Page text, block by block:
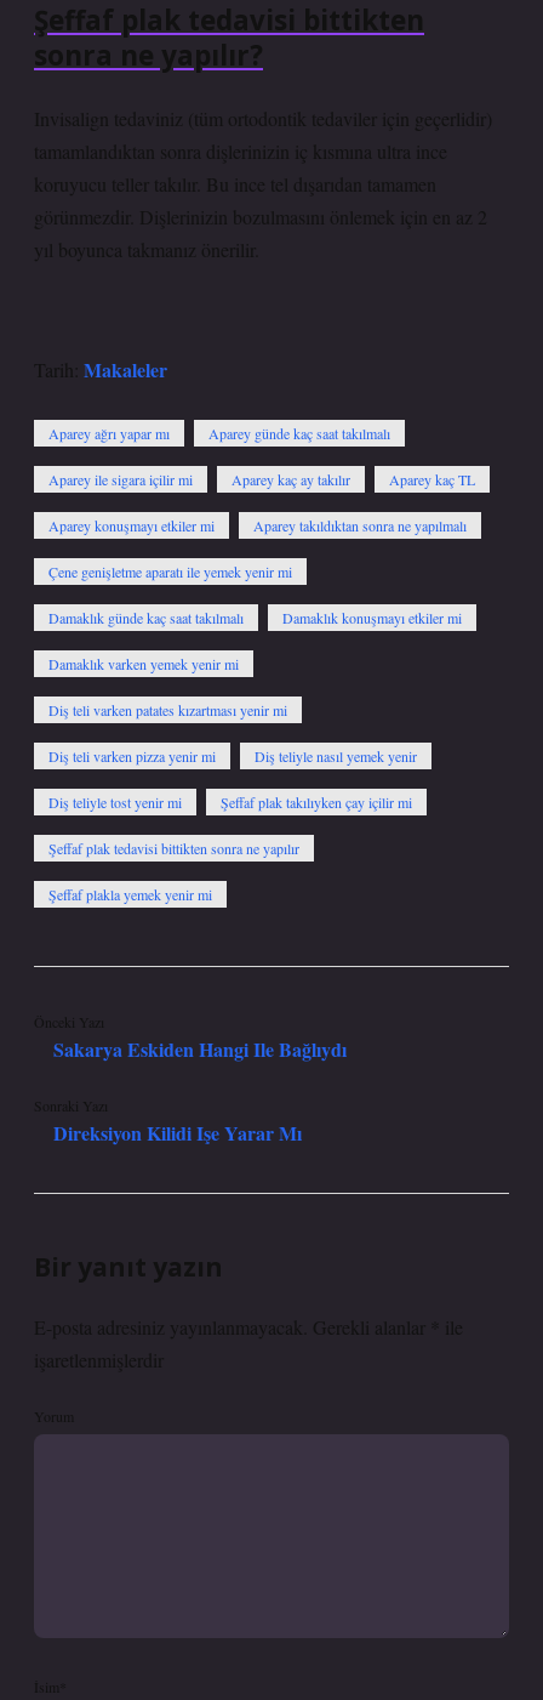
Şeffaf plak tedavisi bittikten
sonra ne yapılır?
Invisalign tedaviniz (tüm ortodontik tedaviler için geçerlidir)
tamamlandıktan sonra dişlerinizin iç kısmına ultra ince
koruyucu teller takılır. Bu ince tel dışarıdan tamamen
görünmezdir. Dişlerinizin bozulmasını önlemek için en az 2
yıl boyunca takmanız önerilir.
Tarih: Makaleler
Aparey ağrı yapar mı Aparey günde kaç saat takılmalı
Aparey ile sigara içilir mi Aparey kaç ay takılır Aparey kaç TL
Aparey konuşmayı etkiler mi Aparey takıldıktan sonra ne yapılmalı
Çene genişletme aparatı ile yemek yenir mi
Damaklık günde kaç saat takılmalı Damaklık konuşmayı etkiler mi
Damaklık varken yemek yenir mi
Diş teli varken patates kızartması yenir mi
Diş teli varken pizza yenir mi Diş teliyle nasıl yemek yenir
Diş teliyle tost yenir mi Şeffaf plak takılıyken çay içilir mi
Şeffaf plak tedavisi bittikten sonra ne yapılır
Şeffaf plakla yemek yenir mi
Önceki Yazı
Sakarya Eskiden Hangi Ile Bağlıydı
Sonraki Yazı
Direksiyon Kilidi Işe Yarar Mı
Bir yanıt yazın
E-posta adresiniz yayınlanmayacak. Gerekli alanlar
ile
işaretlenmişlerdir
Yorum
İsim*